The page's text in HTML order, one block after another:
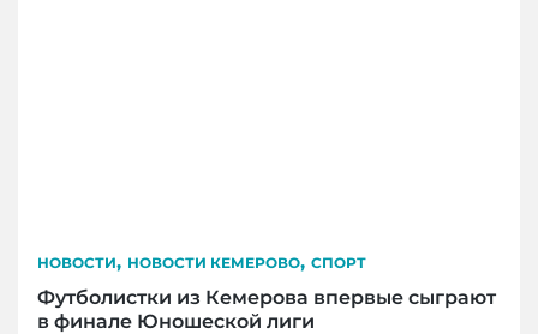
НОВОСТИ, НОВОСТИ КЕМЕРОВО, СПОРТ
Футболистки из Кемерова впервые сыграют
в финале Юношеской лиги